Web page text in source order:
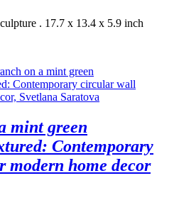
. 17.7 x 13.4 x 5.9 inch
mint green
Contemporary
home decor